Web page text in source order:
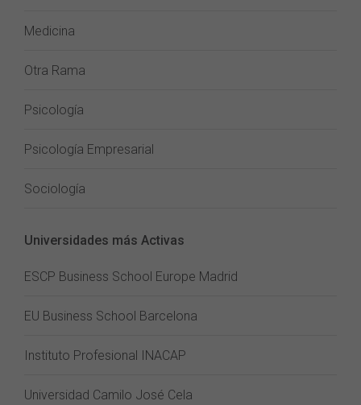
Medicina
Otra Rama
Psicología
Psicología Empresarial
Sociología
Universidades más Activas
ESCP Business School Europe Madrid
EU Business School Barcelona
Instituto Profesional INACAP
Universidad Camilo José Cela